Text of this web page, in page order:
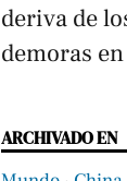
deriva de
demoras
ARCHIVADO EN